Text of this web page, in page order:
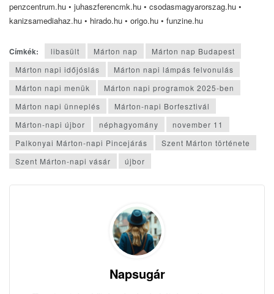
penzcentrum.hu • juhaszferencmk.hu • csodasmagyarorszag.hu •
kanizsamediahaz.hu • hirado.hu • origo.hu • funzine.hu
Címkék: libasült Márton nap
Márton nap Budapest
Márton napi időjóslás
Márton napi lámpás felvonulás
Márton napi menük
Márton napi programok 2025-ben
Márton napi ünneplés
Márton-napi Borfesztivál
Márton-napi újbor
néphagyomány
november 11
Palkonyai Márton-napi Pincejárás
Szent Márton története
Szent Márton-napi vásár
újbor
Napsugár